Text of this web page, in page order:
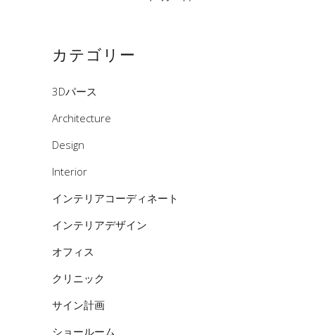
カテゴリー
3Dパース
Architecture
Design
Interior
インテリアコーディネート
インテリアデザイン
オフィス
クリニック
サイン計画
ショールーム